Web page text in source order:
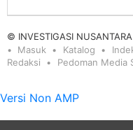
© INVESTIGASI NUSANTARA
Masuk
Katalog
Redaksi
Pedoman Media
Versi Non AMP